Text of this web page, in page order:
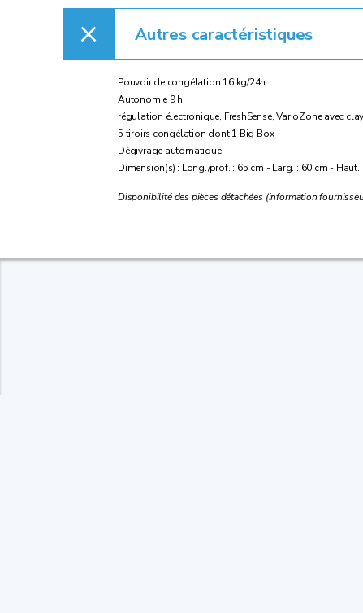
Autres caractéristiques
Pouvoir de congélation 16 kg/24h
Autonomie 9 h
régulation électronique, FreshSense, VarioZone avec
5 tiroirs congélation dont 1 Big Box
Dégivrage automatique
Dimension(s) : Long./prof. : 65 cm - Larg. : 60 cm - Haut.
Disponibilité des pièces détachées (information